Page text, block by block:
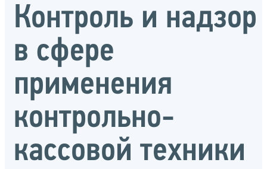
Контроль и надзор
в сфере
применения
контрольно-
кассовой техники